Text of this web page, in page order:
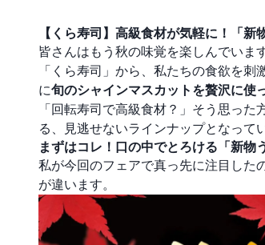
【くら寿司】高級食材が気軽に！「
皆さんはもう秋の味覚を楽しんでいま
「くら寿司」から、私たちの食欲を刺
に旬のシャインマスカットを贅沢に使
「回転寿司で高級食材？」そう思っ
る、見逃せないラインナップとなって
まずはコレ！口の中でとろける「新物
私が今回のフェアで真っ先に注目した
が違います。